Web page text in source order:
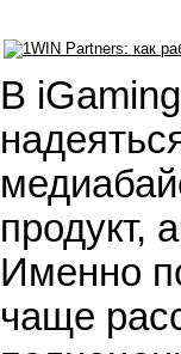
В
продукт,
Именно
чаще